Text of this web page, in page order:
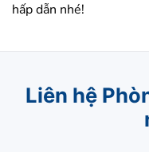
hấp dẫn nhé!
Liên hệ